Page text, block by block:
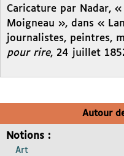
Caricature par Nadar,
Moigneau », dans «
journalistes, peintres,
pour rire, 24 juillet
Autour
Notions :
Art